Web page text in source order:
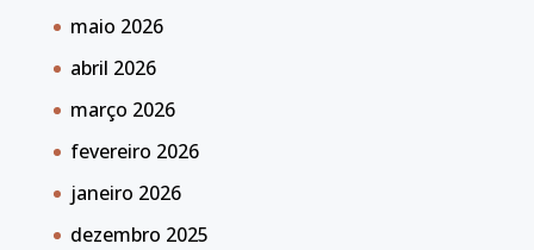
maio 2026
abril 2026
março 2026
fevereiro 2026
janeiro 2026
dezembro 2025